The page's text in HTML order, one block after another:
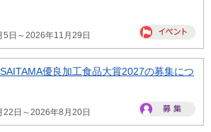
5日～2026年11月29日
優良加工食品大賞2027の募集につ
22日～2026年8月20日